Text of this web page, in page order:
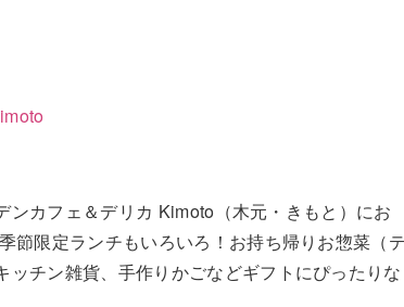
ンカフェ＆デリカ Kimoto（木元・きもと）にお
節限定ランチもいろいろ！お持ち帰りお惣菜（
チン雑貨、手作りかごなどギフトにぴったりな